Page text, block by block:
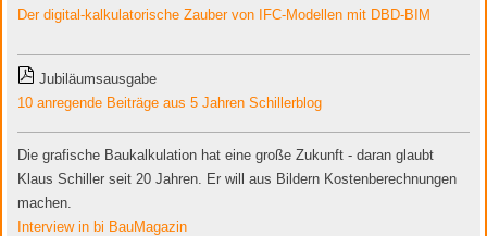
Der digital-kalkulatorische Zauber von IFC-Modellen mit DBD-BIM
Jubiläumsausgabe
10 anregende Beiträge aus 5 Jahren Schillerblog
Die grafische Baukalkulation hat eine große Zukunft - daran glaubt
Klaus Schiller seit 20 Jahren. Er will aus Bildern Kostenberechnungen
machen.
Interview in bi BauMagazin